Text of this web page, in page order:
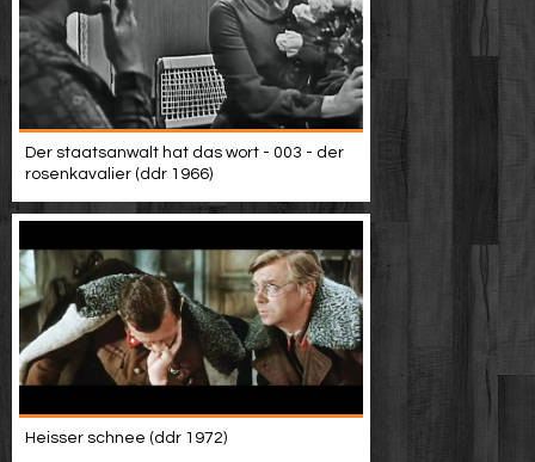
Der staatsanwalt hat das wort - 003 - der
rosenkavalier (ddr 1966)
Heisser schnee (ddr 1972)